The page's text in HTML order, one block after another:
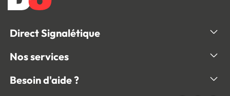
Direct Signalétique
Nos services
Besoin d'aide ?